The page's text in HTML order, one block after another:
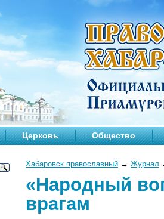
Церковь Общество
Хабаровск православный → Журнал
«Народный
врагам